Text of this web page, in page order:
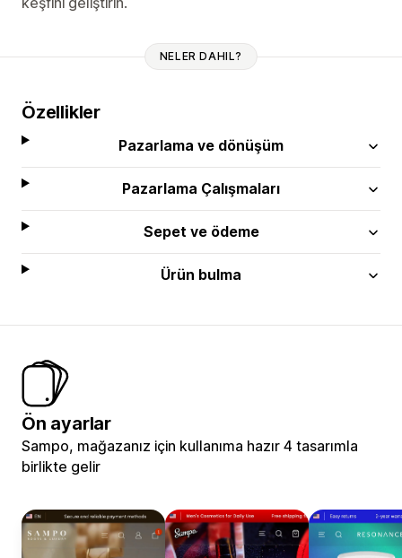
NELER DAHIL?
Özellikler
Pazarlama ve dönüşüm
Pazarlama Çalışmaları
Sepet ve ödeme
Ürün bulma
Ön ayarlar
Sampo, mağazanız için kullanıma hazır 4 tasarımla
birlikte gelir